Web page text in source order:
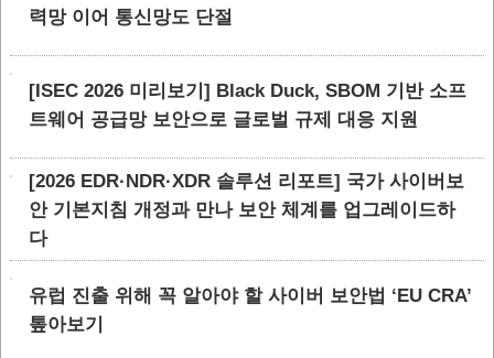
력망 이어 통신망도 단절
[ISEC 2026 미리보기] Black Duck, SBOM 기반 소프
트웨어 공급망 보안으로 글로벌 규제 대응 지원
[2026 EDR·NDR·XDR 솔루션 리포트] 국가 사이버보
안 기본지침 개정과 만나 보안 체계를 업그레이드하
다
유럽 진출 위해 꼭 알아야 할 사이버 보안법 ‘EU CRA’
톺아보기